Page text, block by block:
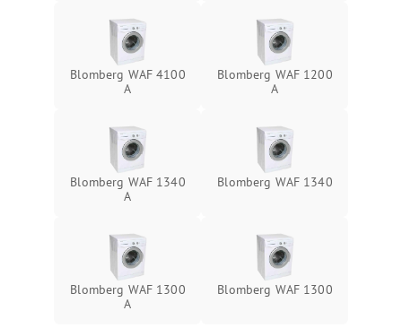
Blomberg WAF 4100
A
Blomberg WAF 1200
A
Blomberg WAF 1340
A
Blomberg WAF 1340
Blomberg WAF 1300
A
Blomberg WAF 1300